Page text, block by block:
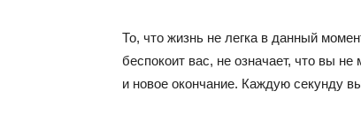
То, что жизнь не легка в данный
беспокоит вас, не означает, что вы
и новое окончание. Каждую секунду